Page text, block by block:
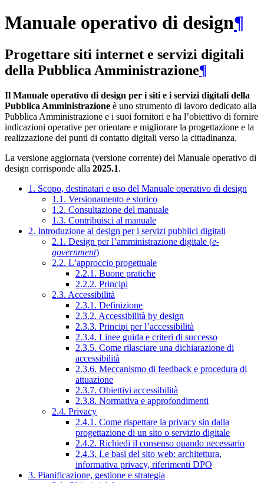
Manuale operativo di design¶
Progettare siti internet e servizi digitali
della Pubblica Amministrazione¶
Il Manuale operativo di design per i siti e i servizi digitali della
Pubblica Amministrazione è uno strumento di lavoro dedicato alla
Pubblica Amministrazione e i suoi fornitori e ha l’obiettivo di fornire
indicazioni operative per orientare e migliorare la progettazione e la
realizzazione dei punti di contatto digitali verso la cittadinanza.
La versione aggiornata (versione corrente) del Manuale operativo di
design corrisponde alla 2025.1.
1. Scopo, destinatari e uso del Manuale operativo di design
1.1. Versionamento e storico
1.2. Consultazione del manuale
1.3. Contribuisci al manuale
2. Introduzione al design per i servizi pubblici digitali
2.1. Design per l’amministrazione digitale (e-
government)
2.2. L’approccio progettuale
2.2.1. Buone pratiche
2.2.2. Principi
2.3. Accessibilità
2.3.1. Definizione
2.3.2. Accessibilità by design
2.3.3. Principi per l’accessibilità
2.3.4. Linee guida e criteri di successo
2.3.5. Come rilasciare una dichiarazione di
accessibilità
2.3.6. Meccanismo di feedback e procedura di
attuazione
2.3.7. Obiettivi accessibilità
2.3.8. Normativa e approfondimenti
2.4. Privacy
2.4.1. Come rispettare la privacy sin dalla
progettazione di un sito o servizio digitale
2.4.2. Richiedi il consenso quando necessario
2.4.3. Le basi del sito web: architettura,
informativa privacy, riferimenti DPO
3. Pianificazione, gestione e strategia